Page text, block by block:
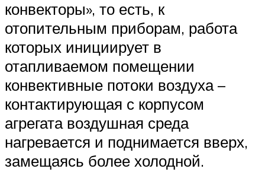
конвекторы», то есть, к
отопительным приборам, работа
которых инициирует в
отапливаемом помещении
конвективные потоки воздуха –
контактирующая с корпусом
агрегата воздушная среда
нагревается и поднимается вверх,
замещаясь более холодной.